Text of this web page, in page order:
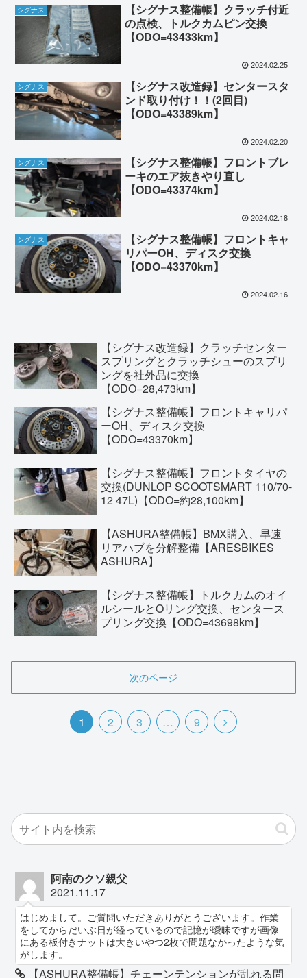
シグナス
【シグナス整備帳】クラッチ付近
の点検、トルクカムピン交換
【ODO=43433km】
2024.02.25
シグナス
【シグナス改造録】センタースタ
ンド取り付け！！(2回目)
【ODO=43389km】
2024.02.20
シグナス
【シグナス整備帳】フロントブレ
ーキのエア抜きやり直し
【ODO=43374km】
2024.02.18
シグナス
【シグナス整備帳】フロントキャ
リパーOH、ディスク交換
【ODO=43370km】
2024.02.16
【シグナス改造録】クラッチセンター
スプリングとクラッチシューのスプリ
ングを社外品に交換
【ODO=28,473km】
【シグナス整備帳】フロントキャリパ
ーOH、ディスク交換
【ODO=43370km】
【シグナス整備帳】フロントタイヤの
交換(DUNLOP SCOOTSMART 110/70-
12 47L)【ODO=約28,100km】
【ASHURA整備帳】BMX購入、早速
リアハブを分解整備【ARESBIKES
ASHURA】
【シグナス整備帳】トルクカムのオイ
ルシールとOリング交換、センタース
プリング交換【ODO=43698km】
次のページ
1 2 3 … 9
次
阿南のクソ親父
2021.11.17
はじめまして。ご質問いただきありがとうございます。作業
をしてからだいぶ日が経っているので記憶が曖昧ですが画像
にある板付きナットは大きいやつ2枚で問題なかったような気
がします。
【ASHURA整備帳】チェーンテンションが乱れる問